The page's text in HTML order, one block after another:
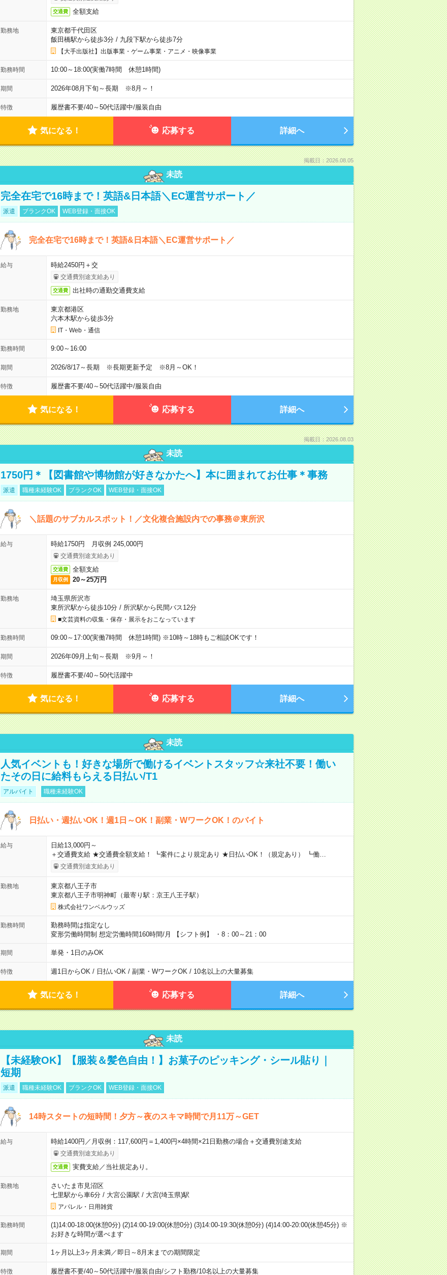
交通費 全額支給
勤務地
東京都千代田区
飯田橋駅から徒歩3分/ 九段下駅から徒歩7分
【大手出版社】出版事業・ゲーム事業・アニメ・映像事業
勤務時間 10:00～18:00(実働7時間 休憩1時間)
期間 2026年08月下旬～長期 ※8月～！
特徴 履歴書不要/40～50代活躍中/服装自由
気になる！ 応募する 詳細へ
掲載日：2026.08.05
未読
完全在宅で16時まで！英語&日本語＼EC運営サポート／
派遣 ブランクOK WEB登録・面接OK
完全在宅で16時まで！英語&日本語＼EC運営サポート／
給与 時給2450円＋交
交通費別途支給あり
交通費 出社時の通勤交通費支給
勤務地
東京都港区
六本木駅から徒歩3分
IT・Web・通信
勤務時間 9:00～16:00
期間 2026/8/17～長期 ※長期更新予定 ※8月～OK！
特徴 履歴書不要/40～50代活躍中/服装自由
気になる！ 応募する 詳細へ
掲載日：2026.08.03
未読
1750円＊【図書館や博物館が好きなかたへ】本に囲まれてお仕事＊事務
派遣 職種未経験OK ブランクOK WEB登録・面接OK
＼話題のサブカルスポット！／文化複合施設内での事務＠東所沢
給与 時給1750円 月収例 245,000円
交通費別途支給あり
交通費 全額支給
月収例 20～25万円
勤務地
埼玉県所沢市
東所沢駅から徒歩10分/ 所沢駅から民間バス12分
■文芸資料の収集・保存・展示をおこなっています
勤務時間 09:00～17:00(実働7時間 休憩1時間) ※10時～18時もご相談OKです！
期間 2026年09月上旬～長期 ※9月～！
特徴 履歴書不要/40～50代活躍中
気になる！ 応募する 詳細へ
未読
人気イベントも！好きな場所で働けるイベントスタッフ☆来社不要！働い
たその日に給料もらえる日払い/T1
アルバイト 職種未経験OK
日払い・週払いOK！週1日～OK！副業・WワークOK！のバイト
給与
日給13,000円～
＋交通費支給 ★交通費全額支給！ ┗案件により規定あり ★日払いOK！（規定あり） ┗働…
交通費別途支給あり
勤務地
東京都八王子市
東京都八王子市明神町（最寄り駅：京王八王子駅）
株式会社ワンベルウッズ
勤務時間
勤務時間は指定なし
変形労働時間制 想定労働時間160時間/月 【シフト例】 ・8：00～21：00
期間 単発・1日のみOK
特徴 週1日からOK / 日払いOK / 副業・WワークOK / 10名以上の大量募集
気になる！ 応募する 詳細へ
未読
【未経験OK】【服装＆髪色自由！】お菓子のピッキング・シール貼り｜
短期
派遣 職種未経験OK ブランクOK WEB登録・面接OK
14時スタートの短時間！夕方～夜のスキマ時間で月11万～GET
給与 時給1400円／月収例：117,600円＝1,400円×4時間×21日勤務の場合＋交通費別途支給
交通費別途支給あり
交通費 実費支給／当社規定あり。
勤務地
さいたま市見沼区
七里駅から車6分/ 大宮公園駅 / 大宮(埼玉県)駅
アパレル・日用雑貨
勤務時間
(1)14:00-18:00(休憩0分) (2)14:00-19:00(休憩0分) (3)14:00-19:30(休憩0分) (4)14:00-20:00(休憩45分) ※
お好きな時間が選べます
期間 1ヶ月以上3ヶ月未満／即日～8月末までの期間限定
特徴 履歴書不要/40～50代活躍中/服装自由/シフト勤務/10名以上の大量募集